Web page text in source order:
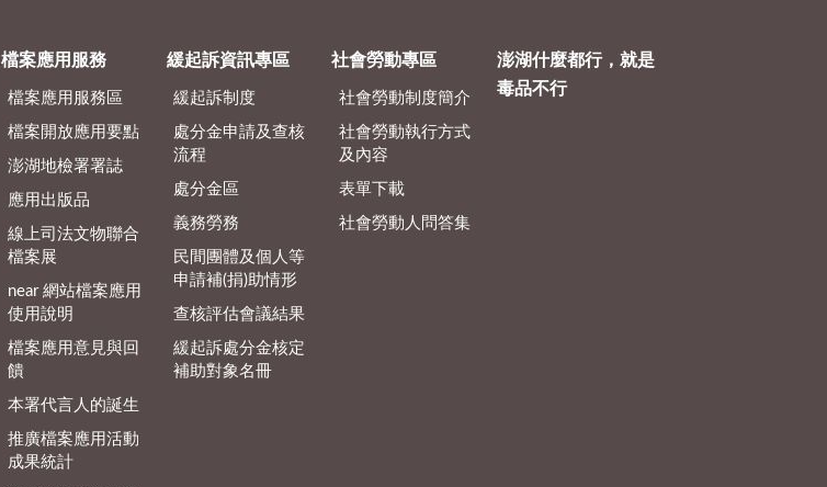
檔案應用服務
檔案應用服務區
檔案開放應用要點
澎湖地檢署署誌
應用出版品
線上司法文物聯合
檔案展
near 網站檔案應用
使用說明
檔案應用意見與回
饋
本署代言人的誕生
推廣檔案應用活動
成果統計
緩起訴資訊專區
緩起訴制度
處分金申請及查核
流程
處分金區
義務勞務
民間團體及個人等
申請補(捐)助情形
查核評估會議結果
緩起訴處分金核定
補助對象名冊
社會勞動專區
社會勞動制度簡介
社會勞動執行方式
及內容
表單下載
社會勞動人問答集
澎湖什麼都行，就是
毒品不行